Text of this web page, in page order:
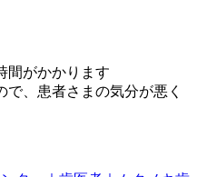
間がかかります
、患者さまの気分が悪く